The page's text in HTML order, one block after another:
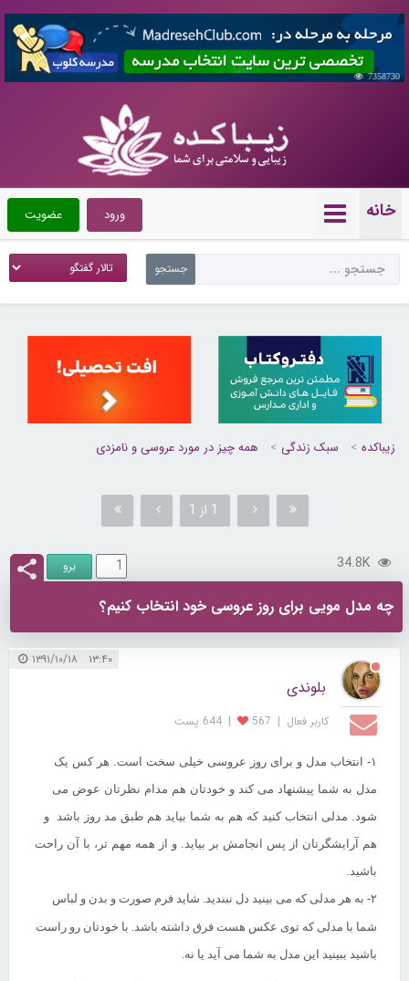
7358730
خانه عضویت ورود
زیباکده سبک زندگی همه چیز در مورد عروسی و نامزدی
1 از 1
34.8K
چه مدل مویی برای روز عروسی خود انتخاب کنیم؟
۱۳:۴۰ ۱۳۹۱/۱۰/۱۸
بلوندی
کاربر فعال |
567
| 644 پست
۱- انتخاب مدل و برای روز عروسی خیلی سخت است. هر کس یک
مدل به شما پیشنهاد می کند و خودتان هم مدام نظرتان عوض می
شود. مدلی انتخاب کنید که هم به شما بیاید هم طبق مد روز باشد و
هم آرایشگرتان از پس انجامش بر بیاید. و از همه مهم تر، با آن راحت
باشید.
۲- به هر مدلی که می بینید دل نبندید. شاید فرم صورت و بدن و لباس
شما با مدلی که توی عکس هست فرق داشته باشد. با خودتان رو راست
باشید ببینید این مدل به شما می آید یا نه.